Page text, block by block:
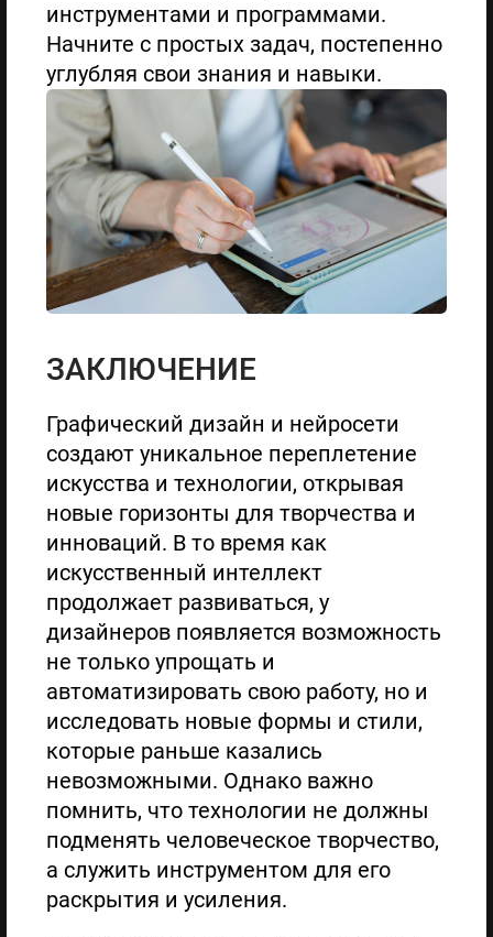
инструментами и программами.
Начните с простых задач, постепенно
углубляя свои знания и навыки.
ЗАКЛЮЧЕНИЕ
Графический дизайн и нейросети
создают уникальное переплетение
искусства и технологии, открывая
новые горизонты для творчества и
инноваций. В то время как
искусственный интеллект
продолжает развиваться, у
дизайнеров появляется возможность
не только упрощать и
автоматизировать свою работу, но и
исследовать новые формы и стили,
которые раньше казались
невозможными. Однако важно
помнить, что технологии не должны
подменять человеческое творчество,
а служить инструментом для его
раскрытия и усиления.